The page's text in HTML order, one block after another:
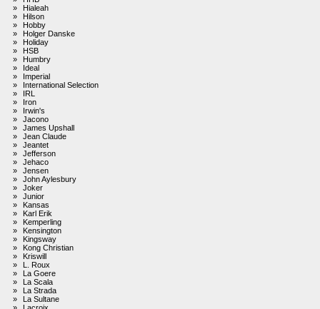
»
Hialeah
»
Hilson
»
Hobby
»
Holger Danske
»
Holiday
»
HSB
»
Humbry
»
Ideal
»
Imperial
»
International Selection
»
IRL
»
Iron
»
Irwin's
»
Jacono
»
James Upshall
»
Jean Claude
»
Jeantet
»
Jefferson
»
Jehaco
»
Jensen
»
John Aylesbury
»
Joker
»
Junior
»
Kansas
»
Karl Erik
»
Kemperling
»
Kensington
»
Kingsway
»
Kong Christian
»
Kriswill
»
L. Roux
»
La Goere
»
La Scala
»
La Strada
»
La Sultane